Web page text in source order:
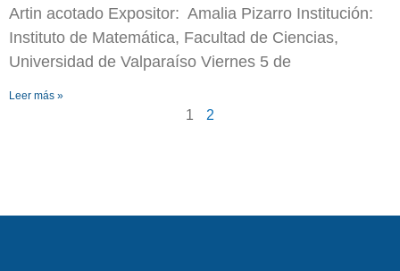
Artin acotado Expositor: Amalia Pizarro Institución:
Instituto de Matemática, Facultad de Ciencias,
Universidad de Valparaíso Viernes 5 de
Leer más »
1 2